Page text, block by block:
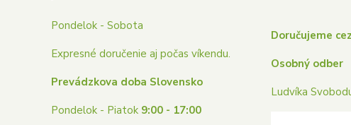
Pondelok - Sobota
Expresné doručenie aj počas víkendu.
Prevádzkova doba Slovensko
Pondelok - Piatok 9:00 - 17:00
Doručujeme cez
Osobný odber
Ludvíka